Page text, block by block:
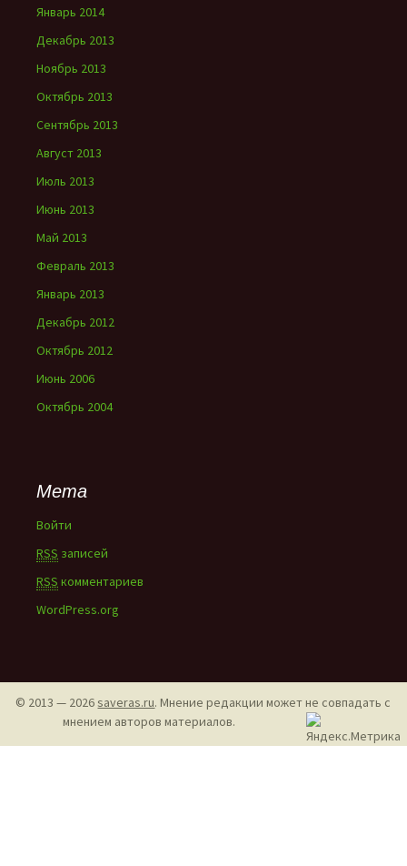
Январь 2014
Декабрь 2013
Ноябрь 2013
Октябрь 2013
Сентябрь 2013
Август 2013
Июль 2013
Июнь 2013
Май 2013
Февраль 2013
Январь 2013
Декабрь 2012
Октябрь 2012
Июнь 2006
Октябрь 2004
Мета
Войти
RSS записей
RSS комментариев
WordPress.org
© 2013 — 2026saveras.ru. Мнение редакции может не совпадать с
мнением авторов материалов.